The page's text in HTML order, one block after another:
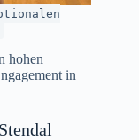
hohen
in